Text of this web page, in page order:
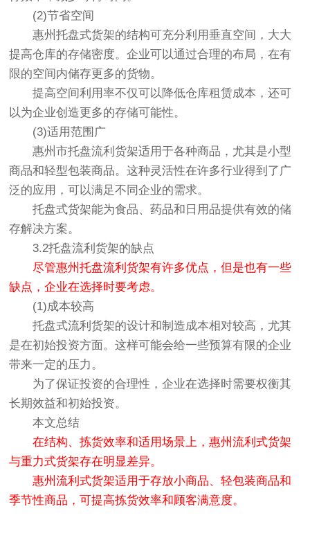
(2)节省空间
惠州托盘式货架的结构可充分利用垂直空间，大大
提高仓库的存储密度。企业可以通过合理的布局，在有
限的空间内储存更多的货物。
提高空间利用率不仅可以降低仓库租赁成本，还可
以为企业创造更多的存储可能性。
(3)适用范围广
惠州市托盘流利货架适用于各种商品，尤其是小型
商品和轻型包装商品。这种灵活性在许多行业得到了广
泛的应用，可以满足不同企业的需求。
托盘式货架能为食品、药品和日用品提供有效的储
存解决方案。
3.2托盘流利货架的缺点
尽管惠州托盘流利货架有许多优点，但是也有一些
缺点，企业在选择时要考虑。
(1)成本较高
托盘式流利货架的设计和制造成本相对较高，尤其
是在初始投资方面。这样可能会给一些预算有限的企业
带来一定的压力。
为了保证投资的合理性，企业在选择时需要权衡其
长期效益和初始投资。
本文总结
在结构、拣货效率和适用场景上，惠州流利式货架
与重力式货架存在明显差异。
惠州流利式货架适用于存放小商品、轻包装商品和
季节性商品，可提高拣货效率和顾客满意度。